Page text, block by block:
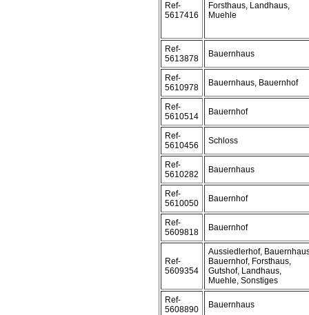
Ref-
5617416
Forsthaus, Landhaus,
Muehle
Ref-
5613878
Bauernhaus
Ref-
5610978
Bauernhaus, Bauernhof
Ref-
5610514
Bauernhof
Ref-
5610456
Schloss
Ref-
5610282
Bauernhaus
Ref-
5610050
Bauernhof
Ref-
5609818
Bauernhof
Ref-
5609354
Aussiedlerhof,
Bauernhof, Forsthaus,
Gutshof, Landhaus,
Muehle, Sonstiges
Ref-
5608890
Bauernhaus